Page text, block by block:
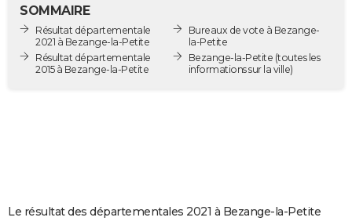
Destinations
City break
Voyage nature
Voyage de noces
Forum
Climat
GUIDES D'ACHAT
COPAINS D'AVANT
SOMMAIRE
Résultat départementale
2021 à Bezange-la-Petite
Résultat départementale
2015 à Bezange-la-Petite
Bureaux de vote à Bezange-
la-Petite
Bezange-la-Petite (toutes les
informations sur la ville)
Le résultat des départementales 2021 à Bezange-la-Petite